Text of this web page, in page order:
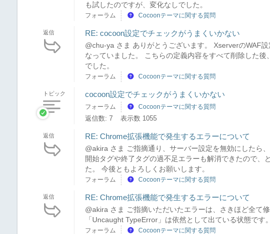
も試したのですが、変化なしでした。
フォーラム Cocoonテーマに関する質問
返信 RE: cocoon設定でチェックがうまくいかない
@chu-ya さま ありがとうございます。 XserverのWAF
なっていました。 こちらの定義内容をすべて削除した
でした。
フォーラム Cocoonテーマに関する質問
トピック cocoon設定でチェックがうまくいかない
フォーラム Cocoonテーマに関する質問
返信数: 7 表示数 1055
返信 RE: Chrome拡張機能で発生するエラーについて
@akira さま ご指摘通り、サーバー設定を無効にしたら
開始タグや終了タグの過不足エラーも解消できたので、
た。 今後ともよろしくお願いします。
フォーラム Cocoonテーマに関する質問
返信 RE: Chrome拡張機能で発生するエラーについて
@akira さま ご指摘いただいたエラーは、さきほど全て
「Uncaught TypeError」は依然として出ている状態で
フォーラム Cocoonテーマに関する質問